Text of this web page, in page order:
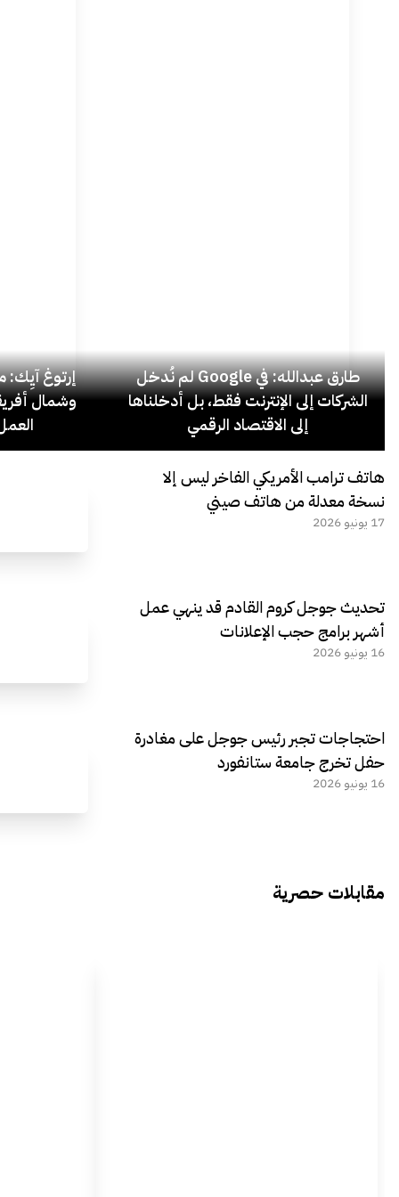
طارق عبدالله: في Google لم نُدخل
الشركات إلى الإنترنت فقط، بل أدخلناها
إلى الاقتصاد الرقمي
إرتوغ آيِك:
وشمال
هاتف ترامب الأمريكي الفاخر ليس إلا
نسخة معدلة من هاتف صيني
17 يونيو 2026
تحديث جوجل كروم القادم قد ينهي عمل
أشهر برامج حجب الإعلانات
16 يونيو 2026
احتجاجات تجبر رئيس جوجل على مغادرة
حفل تخرج جامعة ستانفورد
16 يونيو 2026
مقابلات حصرية